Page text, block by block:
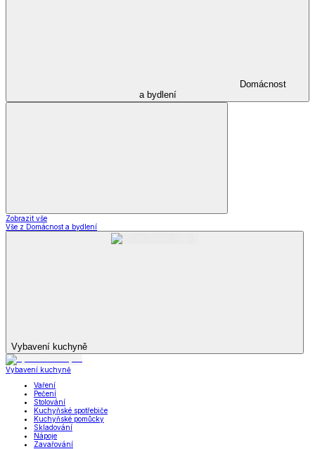
Domácnost
a bydlení
Zobrazit vše
Vše z Domácnost a bydlení
Vybavení kuchyně
Vybavení kuchyně
Vaření
Pečení
Stolování
Kuchyňské spotřebiče
Kuchyňské pomůcky
Skladování
Nápoje
Zavařování